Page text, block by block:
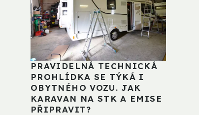
PRAVIDELNÁ TECHNICKÁ
PROHLÍDKA SE TÝKÁ I
OBYTNÉHO VOZU. JAK
KARAVAN NA STK A EMISE
PŘIPRAVIT?